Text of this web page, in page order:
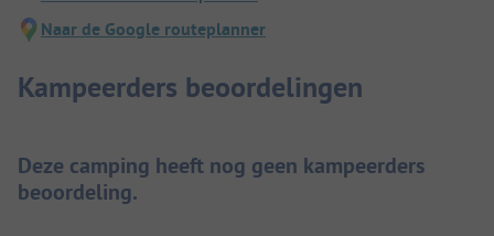
Naar de Google routeplanner
Kampeerders beoordelingen
Deze camping heeft nog geen kampeerders
beoordeling.